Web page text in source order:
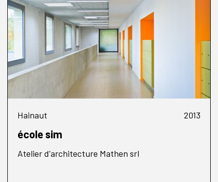
Hainaut 2013
école sim
Atelier d'architecture Mathen srl